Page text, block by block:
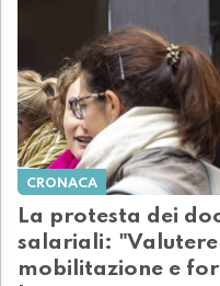
CRONACA
La protesta dei
salariali:
mobilitazione e